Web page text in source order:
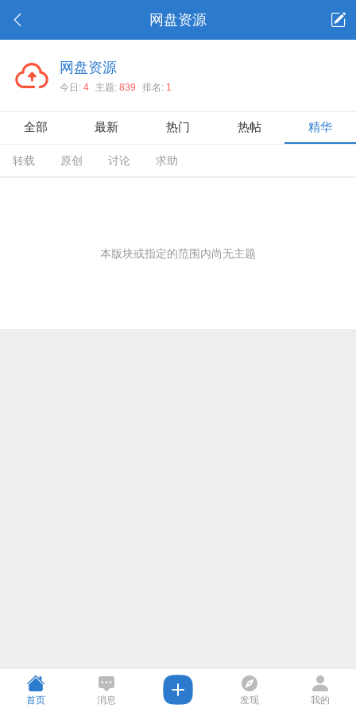
网盘资源
网盘资源
今日: 4 主题: 839 排名: 1
全部 最新 热门 热帖 精华
转载 原创 讨论 求助
本版块或指定的范围内尚无主题
首页 消息 发现 我的